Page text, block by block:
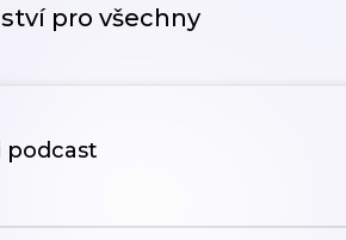
pro všechny
podcast